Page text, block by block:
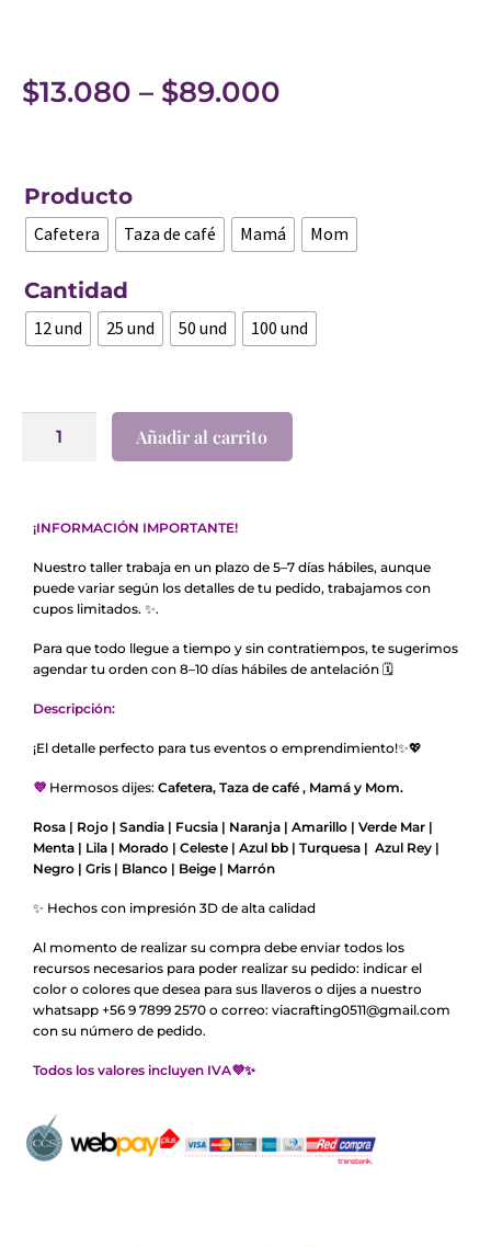
$13.080 – $89.000
Producto
Cafetera Taza de café Mamá Mom
Cantidad
12 und 25 und 50 und 100 und
Añadir al carrito
¡INFORMACIÓN IMPORTANTE!
Nuestro taller trabaja en un plazo de 5–7 días hábiles, aunque
puede variar según los detalles de tu pedido, trabajamos con
cupos limitados. ✨.
Para que todo llegue a tiempo y sin contratiempos, te sugerimos
agendar tu orden con 8–10 días hábiles de antelación 🗓️
Descripción:
¡El detalle perfecto para tus eventos o emprendimiento!✨💖
💜 Hermosos dijes: Cafetera, Taza de café , Mamá y Mom.
Rosa | Rojo | Sandia | Fucsia | Naranja | Amarillo | Verde Mar |
Menta | Lila | Morado | Celeste | Azul bb | Turquesa | Azul Rey |
Negro | Gris | Blanco | Beige | Marrón
✨ Hechos con impresión 3D de alta calidad
Al momento de realizar su compra debe enviar todos los
recursos necesarios para poder realizar su pedido: indicar el
color o colores que desea para sus llaveros o dijes a nuestro
whatsapp +56 9 7899 2570 o correo: viacrafting0511@gmail.com
con su número de pedido.
Todos los valores incluyen IVA💜✨